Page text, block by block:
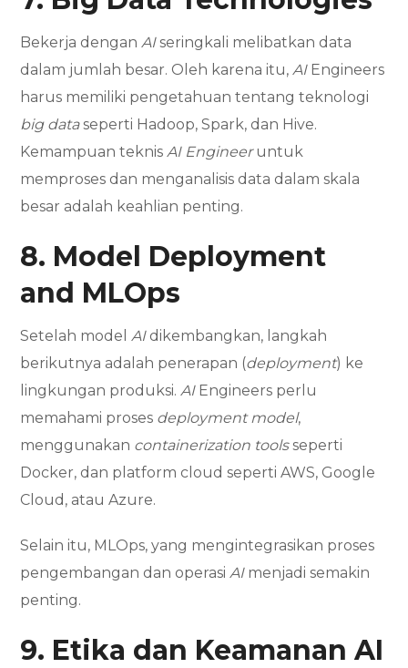
Bekerja denganAIseringkali melibatkan data
dalam jumlah besar. Oleh karena itu,AIEngineers
harus memiliki pengetahuan tentang teknologi
big dataseperti Hadoop, Spark, dan Hive.
Kemampuan teknisAI Engineeruntuk
memproses dan menganalisis data dalam skala
besar adalah keahlian penting.
8. Model Deployment
and MLOps
Setelah modelAIdikembangkan, langkah
berikutnya adalah penerapan (deployment) ke
lingkungan produksi.AIEngineers perlu
memahami proses deployment model,
menggunakan containerization toolsseperti
Docker, dan platform cloud seperti AWS, Google
Cloud, atau Azure.
Selain itu, MLOps, yang mengintegrasikan proses
pengembangan dan operasiAImenjadi semakin
penting.
9. Etika dan Keamanan AI